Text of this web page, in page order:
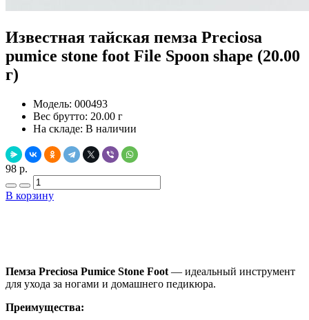
Известная тайская пемза Preciosa
pumice stone foot File Spoon shape (20.00
г)
Модель: 000493
Вес брутто: 20.00 г
На складе: В наличии
98 р.
В корзину
Пемза Preciosa Pumice Stone Foot — идеальный инструмент
для ухода за ногами и домашнего педикюра.
Преимущества: